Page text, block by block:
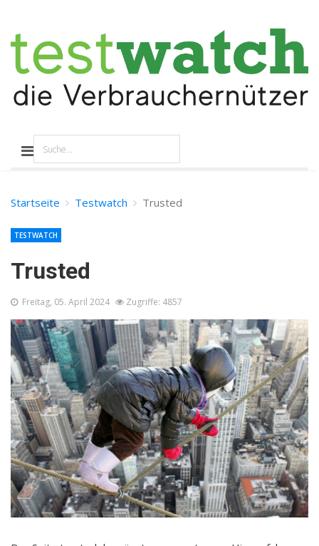
Startseite Testwatch Trusted
Trusted
TESTWATCH
Freitag, 05. April 2024 Zugriffe: 4857